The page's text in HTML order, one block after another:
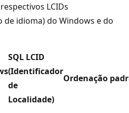
LCIDs
idioma) do Windows e do
SQL LCID
(Identificador
de
Localidade)
Ordenação